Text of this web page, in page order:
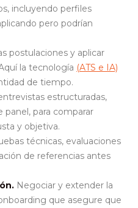
incluyendo perfiles
pero podrían
postulaciones y aplicar
la tecnología (ATS e IA)
de tiempo.
estructuradas,
para comparar
y objetiva.
técnicas, evaluaciones
de referencias antes
Negociar y extender la
que asegure que